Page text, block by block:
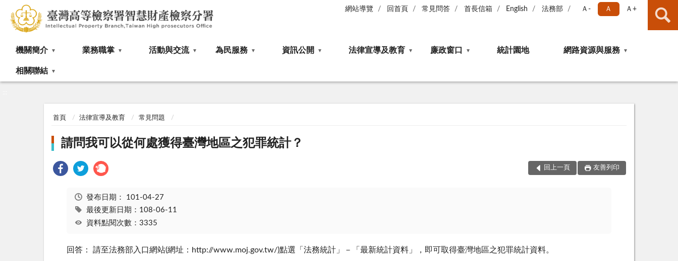
網站導覽 回首頁 常見問答 首長信箱 English 法務部 Ａ- Ａ Ａ+
機關簡介 業務職掌 活動與交流 為民服務 資訊公開 法律宣導及教育 廉政窗口 統計園地 網路資源與服務
相關聯結
首頁 法律宣導及教育 常見問題
請問我可以從何處獲得臺灣地區之犯罪統計？
回上一頁 友善列印
發布日期： 101-04-27
最後更新日期：108-06-11
資料點閱次數：3335
回答： 請至法務部入口網站(網址：http://www.moj.gov.tw/)點選「法務統計」－「最新統計資料」，即可取得臺灣地區之犯罪統計資料。